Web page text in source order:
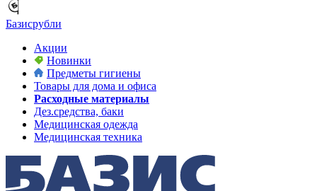
Базисрубли
Акции
Новинки
Предметы гигиены
Товары для дома и офиса
Расходные материалы
Дез.средства, баки
Медицинская одежда
Медицинская техника